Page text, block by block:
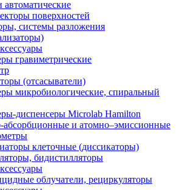
автоматические
поверхностей
системы разложения
гравиметрические
(отсасыватели)
микробиологические, спиральный
диспенсеры Microlab Hamilton
абсорбционные и атомно–эмиссионные
клеточные (диссикаторы)
бидистилляторы
облучатели, рециркуляторы